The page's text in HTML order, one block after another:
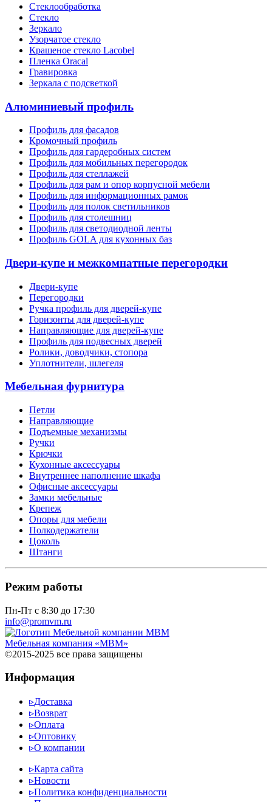
Стеклообработка
Стекло
Зеркало
Узорчатое стекло
Крашеное стекло Lacobel
Пленка Oracal
Гравировка
Зеркала с подсветкой
Алюминиевый профиль
Профиль для фасадов
Кромочный профиль
Профиль для гардеробных систем
Профиль для мобильных перегородок
Профиль для стеллажей
Профиль для рам и опор корпусной мебели
Профиль для информационных рамок
Профиль для полок светильников
Профиль для столешниц
Профиль для светодиодной ленты
Профиль GOLA для кухонных баз
Двери-купе и межкомнатные перегородки
Двери-купе
Перегородки
Ручка профиль для дверей-купе
Горизонты для дверей-купе
Направляющие для дверей-купе
Профиль для подвесных дверей
Ролики, доводчики, стопора
Уплотнители, шлегеля
Мебельная фурнитура
Петли
Направляющие
Подъемные механизмы
Ручки
Крючки
Кухонные аксессуары
Внутреннее наполнение шкафа
Офисные аксессуары
Замки мебельные
Крепеж
Опоры для мебели
Полкодержатели
Цоколь
Штанги
Режим работы
Пн-Пт с 8:30 до 17:30
info@promvm.ru
Мебельная компания «МВМ»
©2015-2025 все права защищены
Информация
▹Доставка
▹Возврат
▹Оплата
▹Оптовику
▹О компании
▹Карта сайта
▹Новости
▹Политика конфиденциальности